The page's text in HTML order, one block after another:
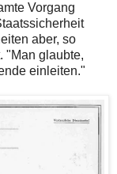
Vorgang
aber, so
"Man glaubte,
einleiten."